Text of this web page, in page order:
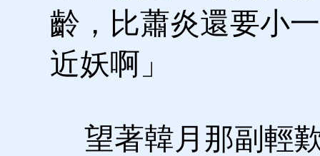
齡，比蕭炎還要小
近妖啊」
望著韓月那副輕